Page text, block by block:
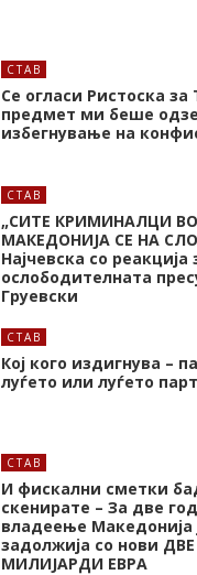
СТАВ
Се огласи Ристоска за
предмет ми беше
избегнување на
СТАВ
„СИТЕ КРИМИНАЛЦИ ВО
МАКЕДОНИЈА СЕ НА
Најчевска со реакција
ослободителната
Груевски
СТАВ
Кој кого издигнува –
луѓето или луѓето
СТАВ
И фискални сметки
скенирате – За две
владеење Македонија
задолжија со нови
МИЛИЈАРДИ ЕВРА